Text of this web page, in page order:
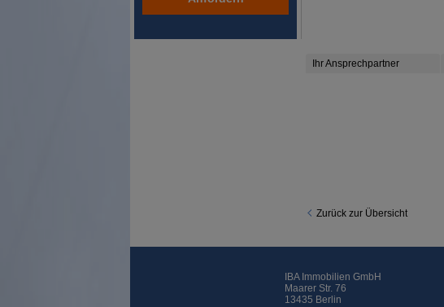
Ihr Ansprechpartner
Zurück zur Übersicht
IBA Immobilien GmbH
Maarer Str. 76
13435 Berlin